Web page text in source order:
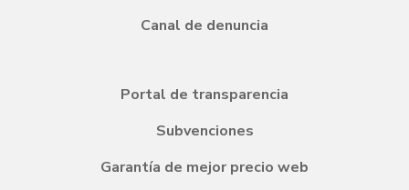
Canal de denuncia
Portal de transparencia
Subvenciones
Garantía de mejor precio web